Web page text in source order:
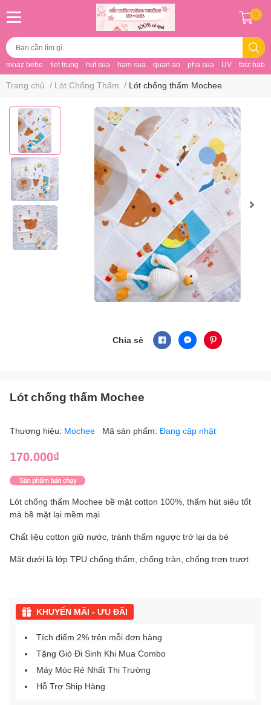
moaz bebe tiet trung hut sua ham sua quan ao pha sua UV fatz baby
0
Trang chủ / Lót Chống Thấm / Lót chống thấm Mochee
Chia sẻ
Lót chống thấm Mochee
Thương hiệu: Mochee Mã sản phẩm: Đang cập nhật
170.000₫
Lót chống thấm Mochee bề mặt cotton 100%, thấm hút siêu tốt
mà bề mặt lại mềm mại
Chất liệu cotton giữ nước, tránh thấm ngược trở lại da bé
Mặt dưới là lớp TPU chống thấm, chống tràn, chống trơn trượt
KHUYẾN MÃI - ƯU ĐÃI
Tích điểm 2% trên mỗi đơn hàng
Tặng Giỏ Đi Sinh Khi Mua Combo
Máy Móc Rẻ Nhất Thị Trường
Hỗ Trợ Ship Hàng